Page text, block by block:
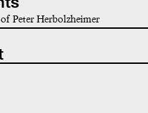
Peter Herbolzheimer